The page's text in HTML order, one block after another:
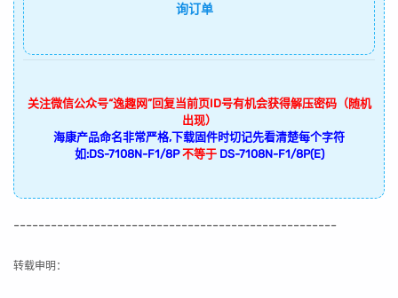
询订单
关注微信公众号“逸趣网”回复当前页ID号有机会获得解压密码（随机
出现）
海康产品命名非常严格,下载固件时切记先看清楚每个字符
如:DS-7108N-F1/8P 不等于 DS-7108N-F1/8P(E)
----------------------------------------------------
转载申明：